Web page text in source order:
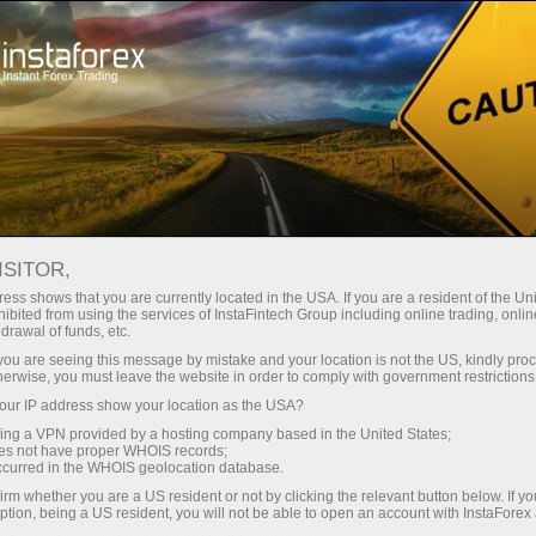
InstaForex के साथ आपको वास्तविक
लीवरेज, मार्केट में बेहतरीन स्प्रेड्स और
कमीशन, और स्टॉक्स व इंडेक्स ट्रेडिंग के लिए
फायदेमंद शर्तें।
छोटे
हर डिपॉजिट पर
30% बोनस
ट्रेडिंग में
और हाईवे पर गति
shows that you are currently located in the USA. If you are a resident of the
from using the services of InstaFintech Group including online trading,
of funds, etc.
are seeing this message by mistake and your location is not the US, kindly
you must leave the website in order to comply with government
IP address show your location as the USA?
a VPN provided by a hosting company based in the United States;
not have proper WHOIS records;
in the WHOIS geolocation database.
whether you are a US resident or not by clicking the relevant button below. If
being a US resident, you will not be able to open an account with InstaForex